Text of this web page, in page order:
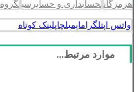
هرمزگان حسابداری و حسابرسی گروه 4 - امور مالی
واتس اپتلگرامایمیلچاپلینک کوتاه
موارد مرتبط...